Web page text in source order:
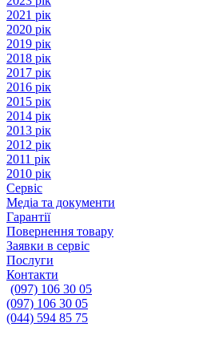
2021 рік
2020 рік
2019 рік
2018 рік
2017 рік
2016 рік
2015 рік
2014 рік
2013 рік
2012 рік
2011 рік
2010 рік
Сервіс
Медіа та документи
Гарантії
Повернення товару
Заявки в сервіс
Послуги
Контакти
(097) 106 30 05
(097) 106 30 05
(044) 594 85 75